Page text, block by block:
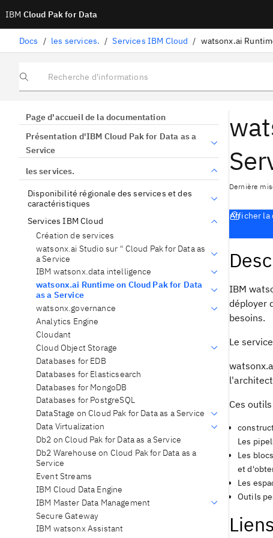
IBM Cloud Pak for Data
Docs / les services. / Services IBM Cloud /
Recherche d'informations
Page d'accueil de la documentation
Présentation d'IBM Cloud Pak for Data as a
Service
les services.
Disponibilité régionale des services et des
caractéristiques
Services IBM Cloud
Création de services
watsonx.ai Studio sur " Cloud Pak for Data as
a Service
IBM watsonx.data intelligence
watsonx.ai Runtime on Cloud Pak for Data
as a Service
watsonx.governance
Analytics Engine
Cloudant
Cloud Object Storage
Databases for EDB
Databases for Elasticsearch
Databases for MongoDB
Databases for PostgreSQL
DataStage on Cloud Pak for Data as a Service
Data Virtualization
Db2 on Cloud Pak for Data as a Service
Db2 Warehouse on Cloud Pak for Data as a
Service
Event Streams
IBM Cloud Data Engine
IBM Master Data Management
Secure Gateway
IBM watsonx Assistant
Dernière
Afficher la
IBM
déployer
besoins.
Le
Ces
Les
Les
et
Les
Outils